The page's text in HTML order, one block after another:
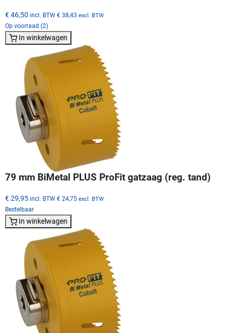
€ 46,50 incl. BTW € 38,43 excl. BTW
Op voorraad (2)
In winkelwagen
79 mm BiMetal PLUS ProFit gatzaag (reg. tand)
€ 29,95 incl. BTW € 24,75 excl. BTW
Bestelbaar
In winkelwagen